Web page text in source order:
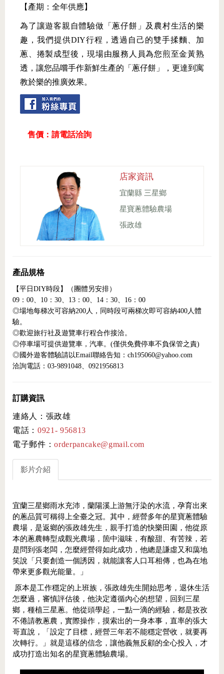
【產期：全年供應】
為了讓遊客親自體驗做「蔥仔餅」及農村生活的樂
趣，我們提供DIY行程，透過自己的雙手揉麵、加
蔥、捲製成型後，現場由服務人員為您煎至金黃熟
透，讓您品嚐手作新鮮生產的「蔥仔餅」，更達到寓
教於樂的推廣效果。
售價：請電話洽詢
店家資訊
宜蘭縣 三星鄉
星寶蔥體驗農場
張政雄
產品規格
【平日DIY時段】（團體另安排）
09：00、10：30、13：00、14：30、16：00
◎場地每梯次可容納200人，同時段可兩梯次即可容納400人體
驗。
◎歡迎旅行社及遊覽車行程合作接洽。
◎停車場可提供遊覽車，汽車。(僅供免費停車不負保管之責)
◎國外遊客體驗請以Email聯絡告知：ch195060@yahoo.com
洽詢電話：03-9891048、0921956813
訂購資訊
連絡人：張政雄
電話： 0921- 956813
電子郵件：orderpancake@gmail.com
影片介紹
宜蘭三星鄉雨水充沛，蘭陽溪上游無汙染的水流，孕育出來
的蔥品質可稱得上全臺之冠。其中，經營多年的星寶蔥體驗
農場，是返鄉的張政雄先生，親手打造的快樂田園，他從原
本的蔥農轉型成觀光農場，箇中滋味，有酸甜、有苦辣，若
是問到張老闆，怎麼經營得如此成功，他總是謙虛又和藹地
笑說「只要創造一個誘因，就能讓客人口耳相傳，也為在地
帶來更多觀光能量。」
原本是工作穩定的上班族，張政雄先生開始思考，退休生活
怎麼過，審慎評估後，他決定遵循內心的想望，回到三星
鄉，種植三星蔥。他從頭學起，一點一滴的經驗，都是孜孜
不倦請教蔥農，實際操作，摸索出的一身本事，直率的張大
哥直說，「設定了目標，經營三年若不能穩定營收，就要再
次轉行。」就是這樣的信念，讓他義無反顧的全心投入，才
成功打造出知名的星寶蔥體驗農場。